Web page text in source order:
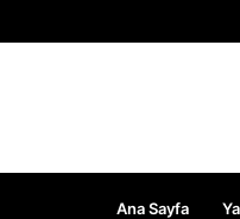
Ana Sayfa